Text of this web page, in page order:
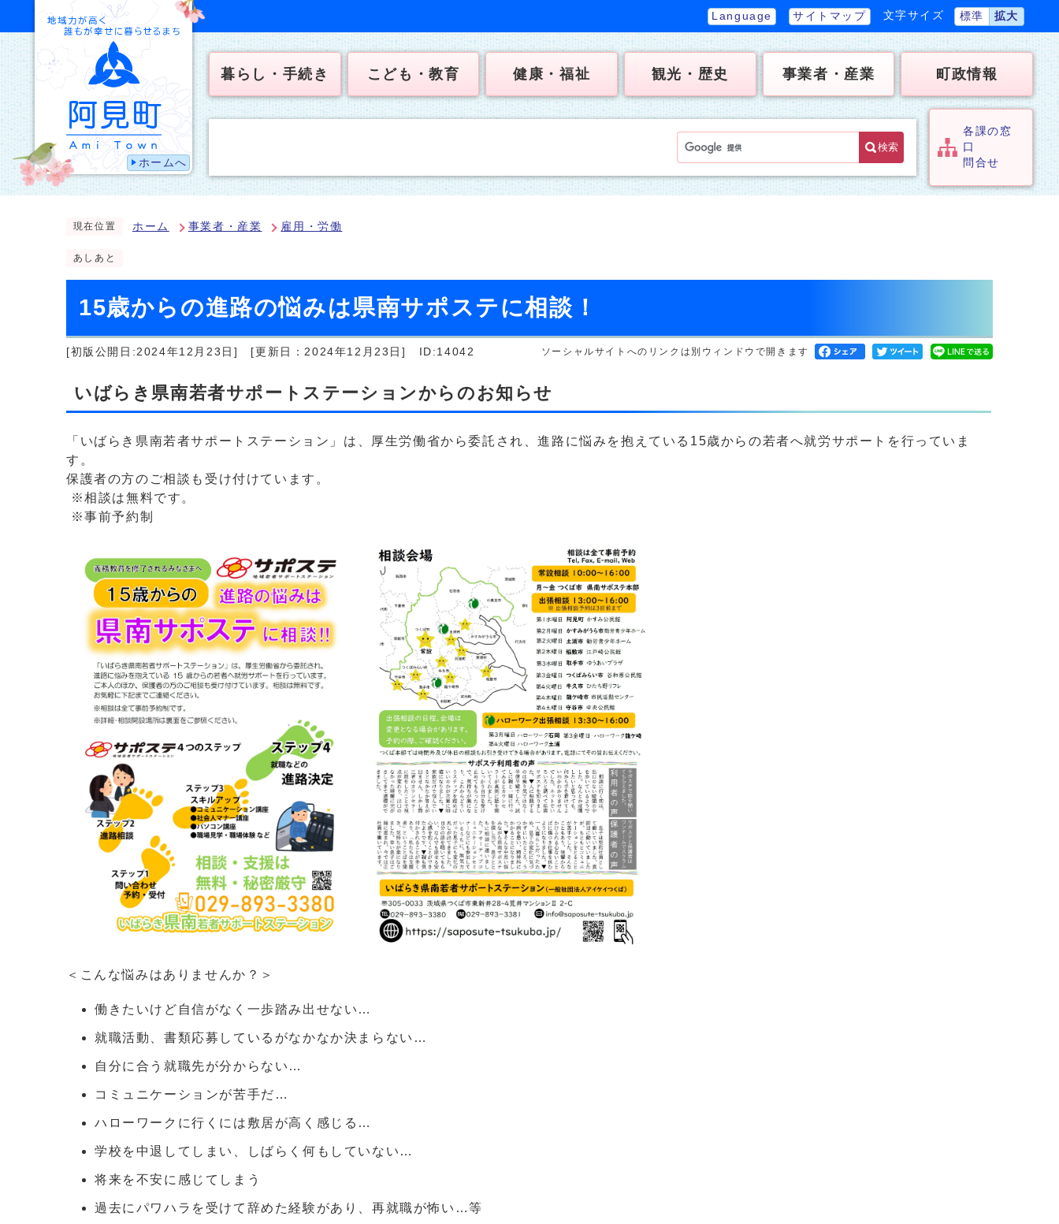
ホームへ
Language サイトマップ 文字サイズ 標準 拡大
暮らし・手続き こども・教育 健康・福祉 観光・歴史 事業者・産業 町政情報
検索
各課の窓
口
問合せ
現在位置 ホーム 事業者・産業 雇用・労働
あしあと
15歳からの進路の悩みは県南サポステに相談！
[初版公開日:2024年12月23日] [更新日：2024年12月23日] ID:14042 ソーシャルサイトへのリンクは別ウィンドウで開きます
いばらき県南若者サポートステーションからのお知らせ
「いばらき県南若者サポートステーション」は、厚生労働省から委託され、進路に悩みを抱えている15歳からの若者へ就労サポートを行っていま
す。
保護者の方のご相談も受け付けています。
※相談は無料です。
※事前予約制
＜こんな悩みはありませんか？＞
働きたいけど自信がなく一歩踏み出せない…
就職活動、書類応募しているがなかなか決まらない…
自分に合う就職先が分からない…
コミュニケーションが苦手だ…
ハローワークに行くには敷居が高く感じる…
学校を中退してしまい、しばらく何もしていない…
将来を不安に感じてしまう
過去にパワハラを受けて辞めた経験があり、再就職が怖い…等